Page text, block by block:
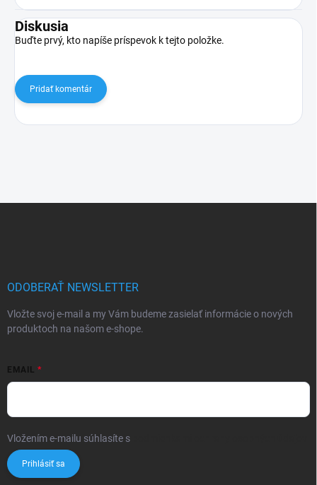
Diskusia
Buďte prvý, kto napíše príspevok k tejto položke.
Pridať komentár
ODOBERAŤ NEWSLETTER
Vložte svoj e-mail a my Vám budeme zasielať informácie o nových
produktoch na našom e-shope.
EMAIL
Vložením e-mailu súhlasíte s
Prihlásiť sa